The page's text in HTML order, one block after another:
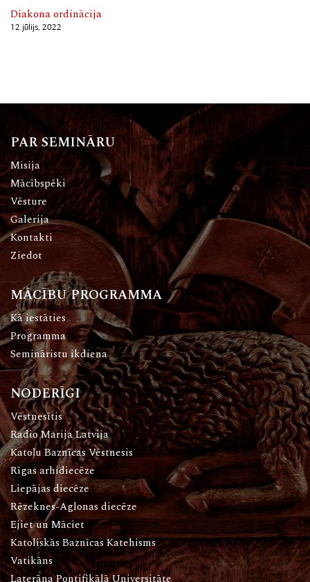
Diakona ordinācija
12 jūlijs, 2022
PAR SEMINĀRU
Misija
Mācībspēki
Vēsture
Galerija
Kontakti
Ziedot
MĀCĪBU PROGRAMMA
Kā iestāties
Programma
Semināristu ikdiena
NODERĪGI
Vēstnesītis
Radio Marija Latvija
Katoļu Baznīcas Vēstnesis
Rīgas arhidiecēze
Liepājas diecēze
Rēzeknes-Aglonas diecēze
Ejiet un Māciet
Katoliskās Baznīcas Katehisms
Vatikāns